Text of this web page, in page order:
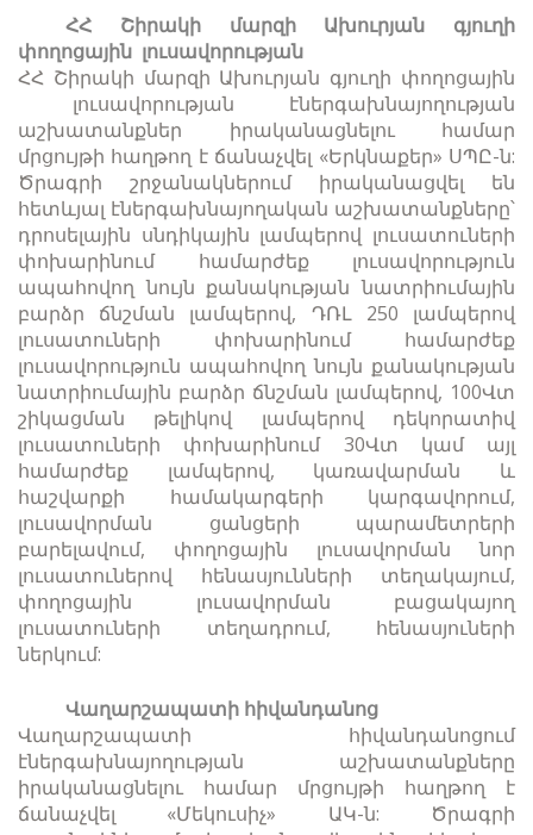
ՀՀ Շիրակի մարզի Ախուրյան գյուղի
փողոցային լուսավորության
ՀՀ Շիրակի մարզի Ախուրյան գյուղի փողոցային
լուսավորության էներգախնայողության
աշխատանքներ իրականացնելու համար
մրցույթի հաղթող է ճանաչվել «Երկնաքեր» ՍՊԸ-ն:
Ծրագրի շրջանակներում իրականացվել են
հետևյալ էներգախնայողական աշխատանքները՝
դրոսելային սնդիկային լամպերով լուսատուների
փոխարինում համարժեք լուսավորություն
ապահովող նույն քանակության նատրիումային
բարձր ճնշման լամպերով, ԴՌԼ 250 լամպերով
լուսատուների փոխարինում համարժեք
լուսավորություն ապահովող նույն քանակության
նատրիումային բարձր ճնշման լամպերով, 100Վտ
շիկացման թելիկով լամպերով դեկորատիվ
լուսատուների փոխարինում 30Վտ կամ այլ
համարժեք լամպերով, կառավարման և
հաշվարքի համակարգերի կարգավորում,
լուսավորման ցանցերի պարամետրերի
բարելավում, փողոցային լուսավորման նոր
լուսատուներով հենասյունների տեղակայում,
փողոցային լուսավորման բացակայող
լուսատուների տեղադրում, հենասյուների
ներկում:
Վաղարշապատի հիվանդանոց
Վաղարշապատի հիվանդանոցում
էներգախնայողության աշխատանքները
իրականացնելու համար մրցույթի հաղթող է
ճանաչվել «Մեկուսիչ» ԱԿ-ն: Ծրագրի